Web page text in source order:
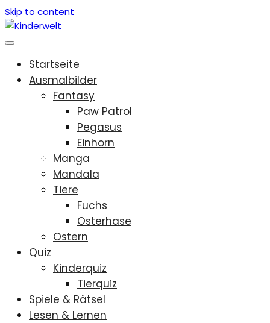
Skip to content
Startseite
Ausmalbilder
Fantasy
Paw Patrol
Pegasus
Einhorn
Manga
Mandala
Tiere
Fuchs
Osterhase
Ostern
Quiz
Kinderquiz
Tierquiz
Spiele & Rätsel
Lesen & Lernen